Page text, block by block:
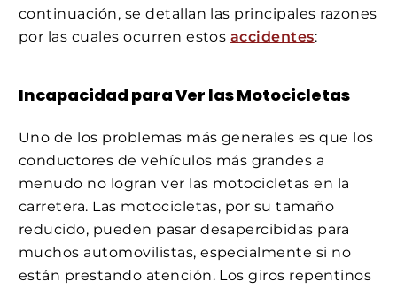
continuación, se detallan las principales razones
por las cuales ocurren estos accidentes:
Incapacidad para Ver las Motocicletas
Uno de los problemas más generales es que los
conductores de vehículos más grandes a
menudo no logran ver las motocicletas en la
carretera. Las motocicletas, por su tamaño
reducido, pueden pasar desapercibidas para
muchos automovilistas, especialmente si no
están prestando atención. Los giros repentinos